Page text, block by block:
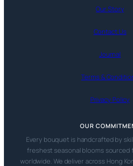
Our Story
Contact Us
Journal
Terms &
Privacy Policy
OUR
Every bouquet is handcrafted by
freshest seasonal blooms sourced
worldwide. We deliver across Hong